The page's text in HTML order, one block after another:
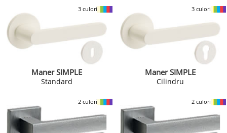
3 culori
Maner SIMPLE
Standard
3 culori
Maner SIMPLE
Cilindru
2 culori 2 culori